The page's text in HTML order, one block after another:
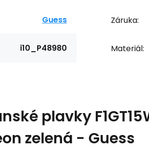
Guess
i10_P48980
Záruka:
Materiál:
plavky
zelená - Guess